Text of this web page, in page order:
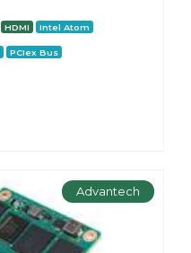
HDMI Intel Atom
PCIex Bus
Advantech